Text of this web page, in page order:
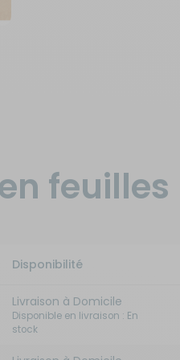
feuilles
Disponibilité
Livraison à Domicile
Disponible en livraison : En
stock